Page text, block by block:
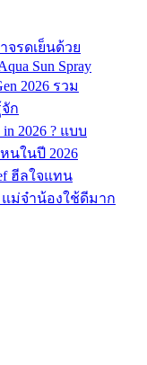
จรดเย็นด้วย
Sun Spray
2026 รวม
ก
in 2026 ? แบบ
ในปี 2026
ฮีลใจแทน
แม่จ๋าน้องใช้ดีมาก